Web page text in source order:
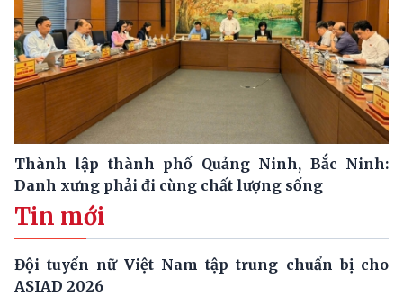
Thành lập thành phố Quảng Ninh, Bắc Ninh:
Danh xưng phải đi cùng chất lượng sống
Tin mới
Đội tuyển nữ Việt Nam tập trung chuẩn bị cho
ASIAD 2026